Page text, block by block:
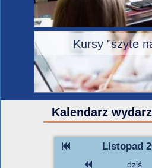
Kursy "szyte
Kalendarz
Listopad
dziś